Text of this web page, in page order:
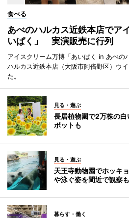
食べる
あべのハルカス近鉄本店でア
いぱく」 実演販売に行列
アイスクリーム万博「あいぱく in あべの
ハルカス近鉄本店（大阪市阿倍野区）ウ
た。
見る・遊ぶ
長居植物園で2万株の
ポットも
見る・遊ぶ
天王寺動物園でホッキ
や泳ぐ姿を間近で観察も
暮らす・働く